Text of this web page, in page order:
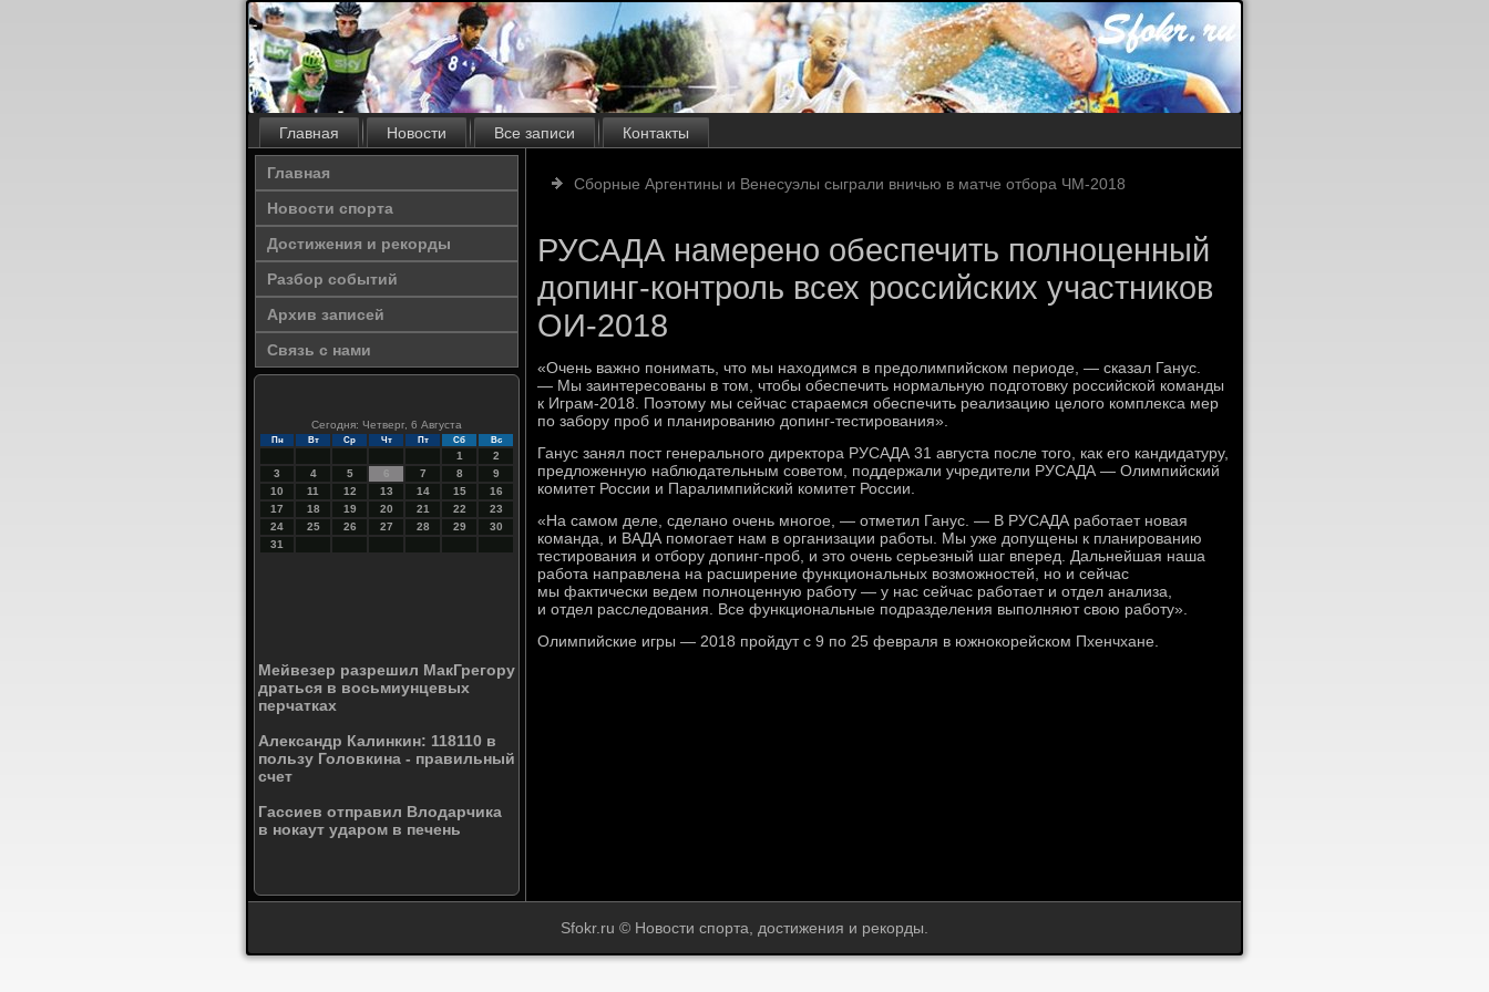
Главная Новости Все записи Контакты
Главная
Новости спорта
Достижения и рекорды
Разбор событий
Архив записей
Связь с нами
Сегодня: Четверг, 6 Августа
Пн Вт Ср Чт Пт Сб Вс
1
2
3
4 5 6 7 8
9
10
11 12 13 14 15
16
17
18 19 20 21 22
23
24
25 26 27 28 29
30
31
Мейвезер разрешил МакГрегору
драться в восьмиунцевых
перчатках
Александр Калинкин: 118110 в
пользу Головкина - правильный
счет
Гассиев отправил Влодарчика
в нокаут ударом в печень
Сборные Аргентины и Венесуэлы сыграли вничью в матче отбора ЧМ-2018
РУСАДА намерено обеспечить полноценный
допинг-контроль всех российских участников
ОИ-2018
«Очень важно понимать, что мы находимся в предолимпийском периоде, — сказал Ганус.
— Мы заинтересованы в том, чтобы обеспечить нормальную подготовку российской команды
к Играм-2018. Поэтому мы сейчас стараемся обеспечить реализацию целого комплекса мер
по забору проб и планированию допинг-тестирования».
Ганус занял пост генерального директора РУСАДА 31 августа после того, как его кандидатуру,
предложенную наблюдательным советом, поддержали учредители РУСАДА — Олимпийский
комитет России и Паралимпийский комитет России.
«На самом деле, сделано очень многое, — отметил Ганус. — В РУСАДА работает новая
команда, и ВАДА помогает нам в организации работы. Мы уже допущены к планированию
тестирования и отбору допинг-проб, и это очень серьезный шаг вперед. Дальнейшая наша
работа направлена на расширение функциональных возможностей, но и сейчас
мы фактически ведем полноценную работу — у нас сейчас работает и отдел анализа,
и отдел расследования. Все функциональные подразделения выполняют свою работу».
Олимпийские игры — 2018 пройдут с 9 по 25 февраля в южнокорейском Пхенчхане.
Sfokr.ru © Новости спорта, достижения и рекорды.